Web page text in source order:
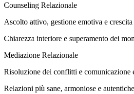
Counseling Relazionale
Ascolto attivo, gestione emotiva e crescita
Chiarezza interiore e superamento dei
Mediazione Relazionale
Risoluzione dei conflitti e comunicazione
Relazioni più sane, armoniose e autentiche